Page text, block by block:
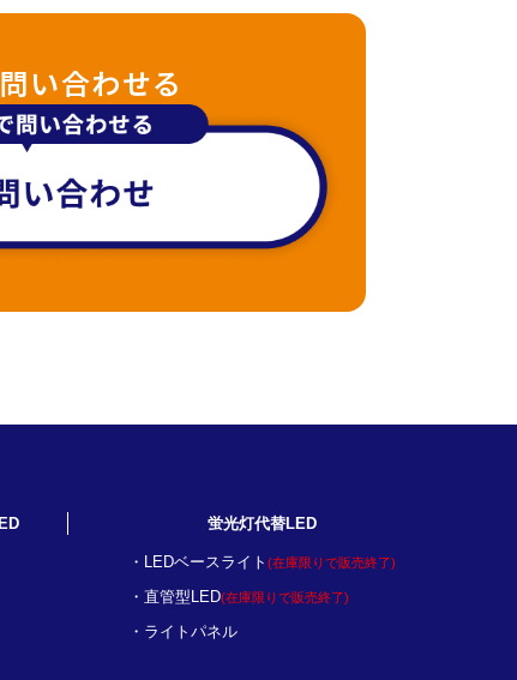
い合わせる
蛍光灯代替LED
LEDベースライト (在庫限りで販売終了)
直管型LED(在庫限りで販売終了)
ライトパネル